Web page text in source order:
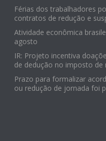
Férias dos trabalhadores
contratos de redução e
Atividade econômica
agosto
IR: Projeto incentiva
de dedução no imposto de
Prazo para formalizar
ou redução de jornada foi